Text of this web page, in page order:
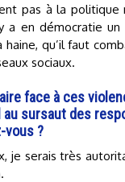
pas à la
a en démocratie
qu’il faut
sociaux.
face à ces
sursaut des
vous ?
je serais très